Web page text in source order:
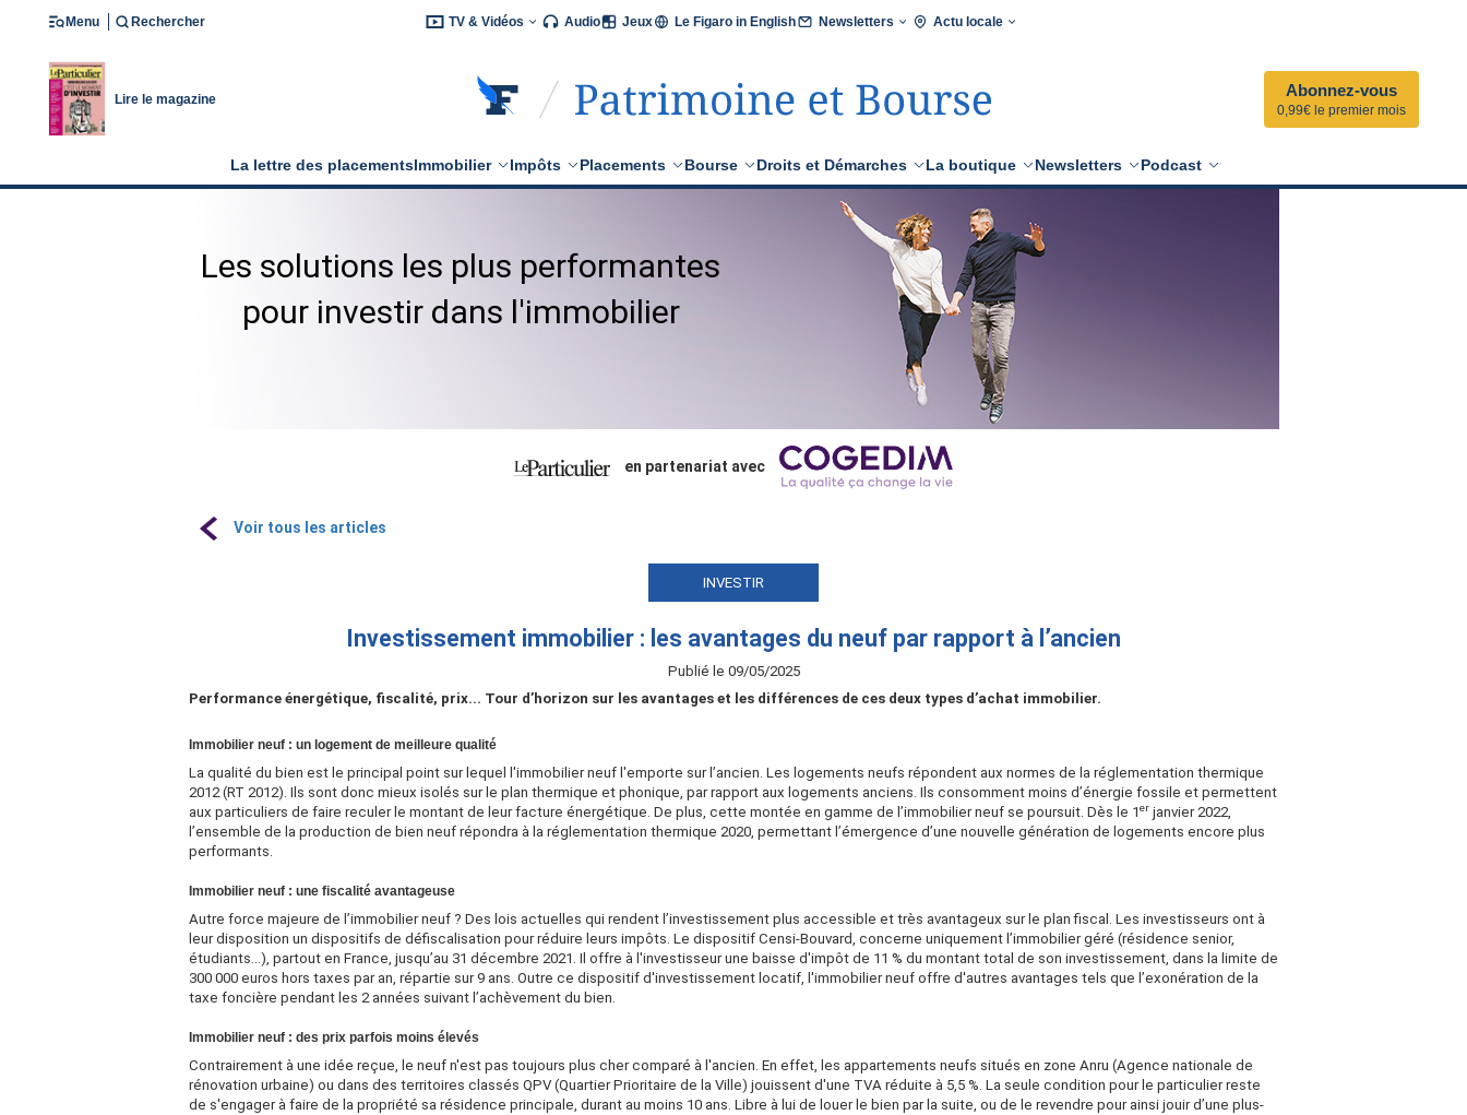
Menu Rechercher TV & Vidéos Audio Jeux Le Figaro in English Newsletters Actu locale
Lire le magazine Abonnez-vous
0,99€ le premier mois
La lettre des placementsImmobilier Impôts Placements Bourse Droits et Démarches La boutique Newsletters Podcast
Les solutions les plus performantes
pour investir dans l'immobilier
en partenariat avec
Voir tous les articles
INVESTIR
Investissement immobilier : les avantages du neuf par rapport à l’ancien
Publié le 09/05/2025
Performance énergétique, fiscalité, prix... Tour d’horizon sur les avantages et les différences de ces deux types d’achat immobilier.
Immobilier neuf : un logement de meilleure qualité
La qualité du bien est le principal point sur lequel l'immobilier neuf l'emporte sur l’ancien. Les logements neufs répondent aux normes de la réglementation thermique
2012 (RT 2012). Ils sont donc mieux isolés sur le plan thermique et phonique, par rapport aux logements anciens. Ils consomment moins d’énergie fossile et permettent
aux particuliers de faire reculer le montant de leur facture énergétique. De plus, cette montée en gamme de l’immobilier neuf se poursuit. Dès le 1erjanvier 2022,
l’ensemble de la production de bien neuf répondra à la réglementation thermique 2020, permettant l’émergence d’une nouvelle génération de logements encore plus
performants.
Immobilier neuf : une fiscalité avantageuse
Autre force majeure de l’immobilier neuf ? Des lois actuelles qui rendent l’investissement plus accessible et très avantageux sur le plan fiscal. Les investisseurs ont à
leur disposition un dispositifs de défiscalisation pour réduire leurs impôts. Le dispositif Censi-Bouvard, concerne uniquement l’immobilier géré (résidence senior,
étudiants...), partout en France, jusqu’au 31 décembre 2021. Il offre à l'investisseur une baisse d'impôt de 11 % du montant total de son investissement, dans la limite de
300 000 euros hors taxes par an, répartie sur 9 ans. Outre ce dispositif d'investissement locatif, l'immobilier neuf offre d'autres avantages tels que l’exonération de la
taxe foncière pendant les 2 années suivant l’achèvement du bien.
Immobilier neuf : des prix parfois moins élevés
Contrairement à une idée reçue, le neuf n'est pas toujours plus cher comparé à l'ancien. En effet, les appartements neufs situés en zone Anru (Agence nationale de
rénovation urbaine) ou dans des territoires classés QPV (Quartier Prioritaire de la Ville) jouissent d'une TVA réduite à 5,5 %. La seule condition pour le particulier reste
de s'engager à faire de la propriété sa résidence principale, durant au moins 10 ans. Libre à lui de louer le bien par la suite, ou de le revendre pour ainsi jouir d’une plus-